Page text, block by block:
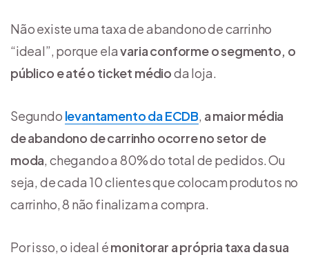
Não existe uma taxa de abandono de carrinho
“ideal”, porque elavaria conforme o segmento, o
público e até o ticket médioda loja.
Segundo levantamento da ECDB, a maior média
de abandono de carrinho ocorre no setor de
moda, chegando a 80% do total de pedidos. Ou
seja, de cada 10 clientes que colocam produtos no
carrinho, 8 não finalizam a compra.
Por isso, o ideal émonitorar a própria taxa da sua